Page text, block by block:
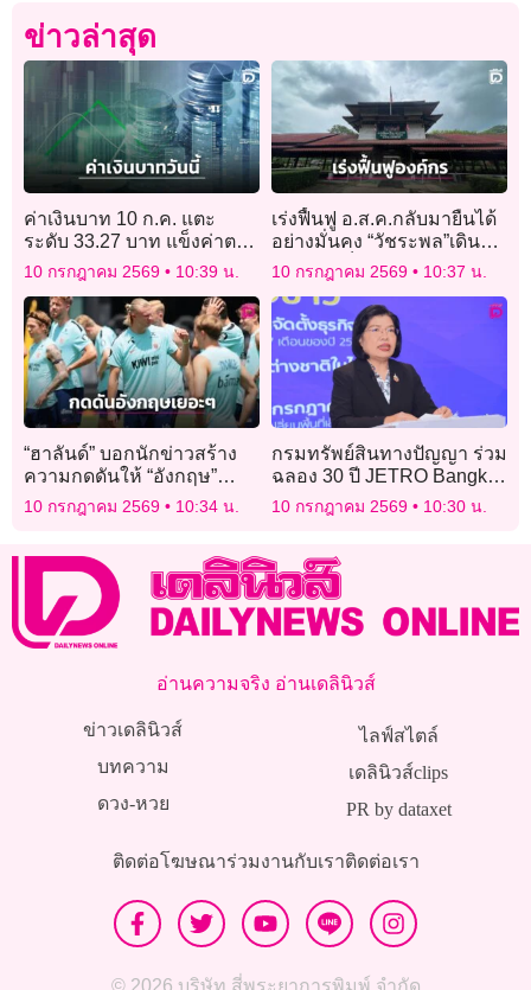
ข่าวล่าสุด
ค่าเงินบาท 10 ก.ค. แตะ
ระดับ 33.27 บาท แข็งค่าตาม
ทิศทางเงินสกุลเอเชีย
10 กรกฎาคม 2569 10:39 น.
เร่งฟื้นฟู อ.ส.ค.กลับมายืนได้
อย่างมั่นคง “วัชระพล”เดิน
หน้าปลดล็อกปัญหาโคนม
10 กรกฎาคม 2569 10:37 น.
“ฮาลันด์” บอกนักข่าวสร้าง
ความกดดันให้ “อังกฤษ”
เยอะๆ
10 กรกฎาคม 2569 10:34 น.
กรมทรัพย์สินทางปัญญา ร่วม
ฉลอง 30 ปี JETRO Bangkok
ร่วมสานต่อด้านทรัพย์สินทาง
ปัญญา
10 กรกฎาคม 2569 10:30 น.
อ่านความจริง อ่านเดลินิวส์
ข่าวเดลินิวส์
บทความ
ดวง-หวย
ไลฟ์สไตล์
เดลินิวส์clips
PR by dataxet
ติดต่อโฆษณาร่วมงานกับเราติดต่อเรา
© 2026 บริษัท สี่พระยาการพิมพ์ จำกัด